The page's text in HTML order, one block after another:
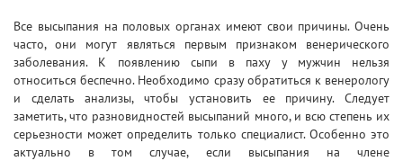
Все высыпания на половых органах имеют свои причины. Очень
часто, они могут являться первым признаком венерического
заболевания. К появлению сыпи в паху у мужчин нельзя
относиться беспечно. Необходимо сразу обратиться к венерологу
и сделать анализы, чтобы установить ее причину. Следует
заметить, что разновидностей высыпаний много, и всю степень их
серьезности может определить только специалист. Особенно это
актуально в том случае, если высыпания на члене